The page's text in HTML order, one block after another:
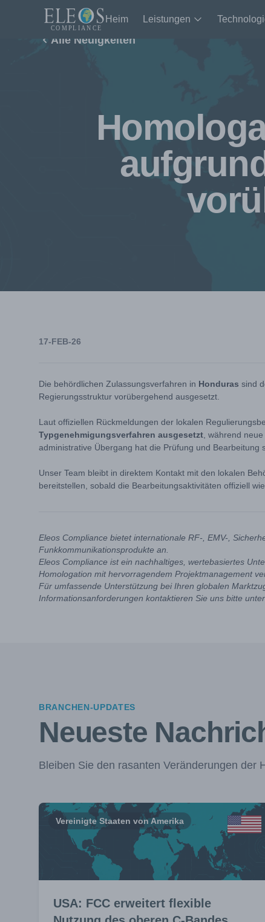
Heim Leistungen
Alle Neuigkeiten
17-FEB-26
Die behördlichen Zulassungsverfahren in Honduras sind
Regierungsstruktur vorübergehend ausgesetzt.
Laut offiziellen Rückmeldungen der lokalen
Typgenehmigungsverfahren ausgesetzt , während
administrative Übergang hat die Prüfung und Bearbeitung
Unser Team bleibt in direktem Kontakt mit den lokalen
bereitstellen, sobald die Bearbeitungsaktivitäten offiziell
Eleos Compliance bietet internationale RF-, EMV-,
Funkkommunikationsprodukte an.
Eleos Compliance ist ein nachhaltiges, wertebasiertes
Homologation mit hervorragendem Projektmanagement
Für umfassende Unterstützung bei Ihren globalen
Informationsanforderungen kontaktieren Sie uns bitte unter
BRANCHEN-UPDATES
Neueste
Bleiben Sie den rasanten Veränderungen der
Vereinigte Staaten von Amerika
USA: FCC erweitert flexible